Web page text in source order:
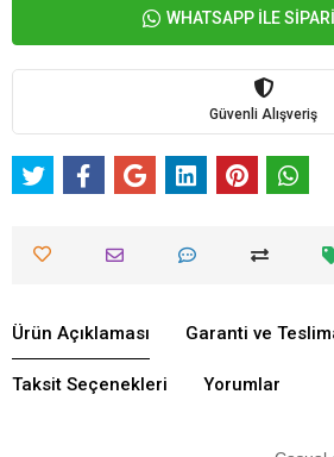
WHATSAPP İLE
Güvenli Alışveriş
Ürün Açıklaması Garanti ve
Taksit Seçenekleri Yorumlar